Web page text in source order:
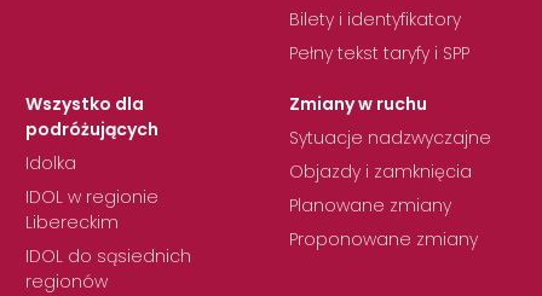
Bilety i identyfikatory
Pełny tekst taryfy i SPP
Wszystko dla
podróżujących
Idolka
IDOL w regionie
Libereckim
IDOL do sąsiednich
regionów
Zmiany w ruchu
Sytuacje nadzwyczajne
Objazdy i zamknięcia
Planowane zmiany
Proponowane zmiany